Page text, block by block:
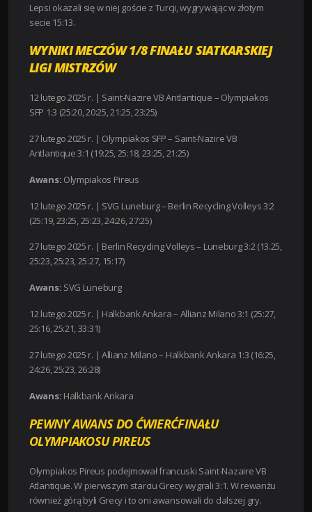
Lepsi okazali się w niej goście z Turcji, wygrywając w złotym
secie 15:13.
WYNIKI MECZÓW 1/8 FINAŁU SIATKARSKIEJ
LIGI MISTRZÓW
12 lutego 2025 r. | Saint-Nazire VB Antlantique – Olympiakos
SFP 1:3 (25:20, 20:25, 21:25, 23:25)
27 lutego 2025 r. | Olympiakos SFP – Saint-Nazire VB
Antlantique 3:1 (19:25, 25:18, 23:25, 21:25)
Awans: Olympiakos Pireus
12 lutego 2025 r. | SVG Luneburg – Berlin Recycling Volleys 3:2
(25:19, 23:25, 25:23, 24:26, 27:25)
27 lutego 2025 r. | Berlin Recycling Volleys – Luneburg 3:2 (13.25,
25:23, 25:23, 25:27, 15:17)
Awans: SVG Luneburg
12 lutego 2025 r. | Halkbank Ankara – Allianz Milano 3:1 (25:27,
25:16, 25:21, 33:31)
27 lutego 2025 r. | Allianz Milano – Halkbank Ankara 1:3 (16:25,
24:26, 25:23, 26:28)
Awans: Halkbank Ankara
PEWNY AWANS DO ĆWIERĆFINAŁU
OLYMPIAKOSU PIREUS
Olympiakos Pireus podejmował francuski Saint-Nazaire VB
Atlantique. W pierwszym starciu Grecy wygrali 3:1. W rewanżu
również górą byli Grecy i to oni awansowali do dalszej gry.